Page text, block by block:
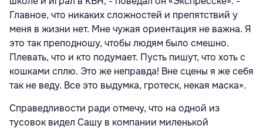
Главное, что никаких сложностей и препятствий у
меня в жизни нет. Мне чужая ориентация не важна. Я
это так преподношу, чтобы людям было смешно.
Плевать, что и кто подумает. Пусть пишут, что хоть с
кошками сплю. Это же неправда! Вне сцены я же себя
так не веду. Все это выдумка, гротеск, некая маска».
Справедливости ради отмечу, что на одной из
тусовок видел Сашу в компании миленькой